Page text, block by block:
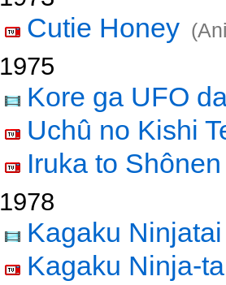
Cutie Honey
1975
Kore ga UFO
Uchû no Kishi
Iruka to Shônen
1978
Kagaku
Kagaku Ninja-